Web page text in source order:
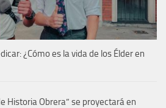
¿Cómo es la vida de los Élder en
Historia Obrera” se proyectará en